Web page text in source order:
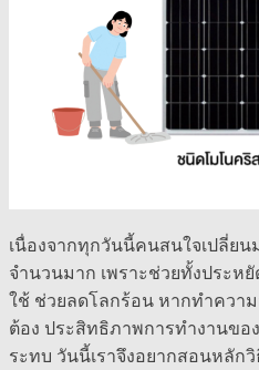
เนื่องจากทุกวันนี้คนสนใจเปลี่ยน
จำนวนมาก เพราะช่วยทั้งประห
ใช้ ช่วยลดโลกร้อน หากทำควา
ต้อง ประสิทธิภาพการทำงานขอ
ระทบ วันนี้เราจึงอยากสอนหลัก